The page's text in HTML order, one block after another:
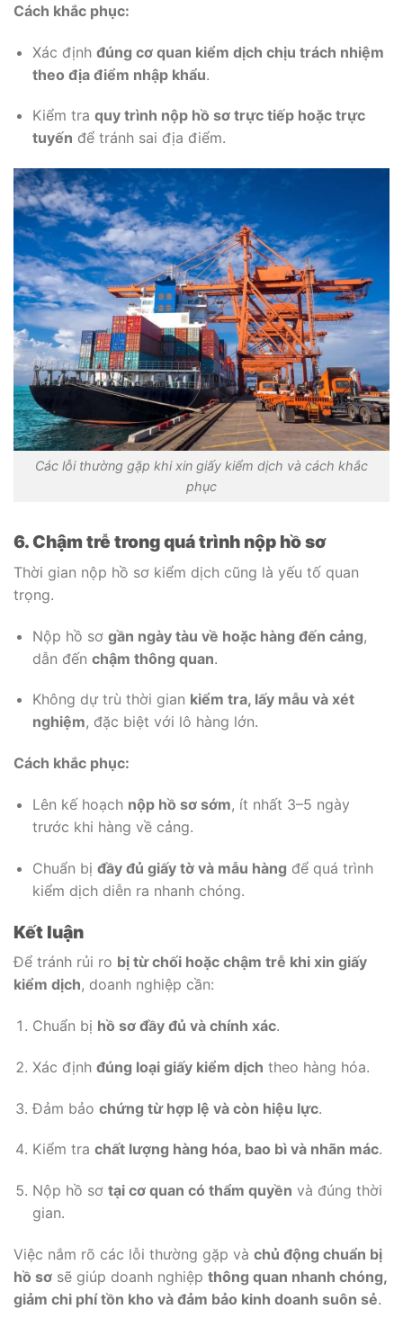
Cách khắc phục:
Xác định đúng cơ quan kiểm dịch chịu trách nhiệm
theo địa điểm nhập khẩu.
Kiểm tra quy trình nộp hồ sơ trực tiếp hoặc trực
tuyến để tránh sai địa điểm.
Các lỗi thường gặp khi xin giấy kiểm dịch và cách khắc
phục
6. Chậm trễ trong quá trình nộp hồ sơ
Thời gian nộp hồ sơ kiểm dịch cũng là yếu tố quan
trọng.
Nộp hồ sơ gần ngày tàu về hoặc hàng đến cảng,
dẫn đến chậm thông quan.
Không dự trù thời gian kiểm tra, lấy mẫu và xét
nghiệm, đặc biệt với lô hàng lớn.
Cách khắc phục:
Lên kế hoạch nộp hồ sơ sớm, ít nhất 3–5 ngày
trước khi hàng về cảng.
Chuẩn bị đầy đủ giấy tờ và mẫu hàng để quá trình
kiểm dịch diễn ra nhanh chóng.
Kết luận
Để tránh rủi ro bị từ chối hoặc chậm trễ khi xin giấy
kiểm dịch, doanh nghiệp cần:
Chuẩn bị hồ sơ đầy đủ và chính xác.
Xác định đúng loại giấy kiểm dịch theo hàng hóa.
Đảm bảo chứng từ hợp lệ và còn hiệu lực.
Kiểm tra chất lượng hàng hóa, bao bì và nhãn mác.
Nộp hồ sơ tại cơ quan có thẩm quyền và đúng thời
gian.
Việc nắm rõ các lỗi thường gặp và chủ động chuẩn bị
hồ sơ sẽ giúp doanh nghiệp thông quan nhanh chóng,
giảm chi phí tồn kho và đảm bảo kinh doanh suôn sẻ.